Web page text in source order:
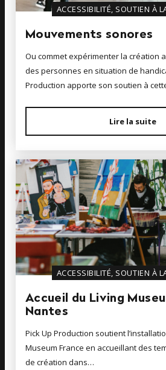
ACCESSIBILITÉ, SOUTIEN À
Mouvements sonores
Ou commet expérimenter la création
des personnes en situation de
Production apporte son soutien à
Lire la suite
ACCESSIBILITÉ, SOUTIEN À
Accueil du Living
Nantes
Pick Up Production soutient
Museum France en accueillant des
de création dans…